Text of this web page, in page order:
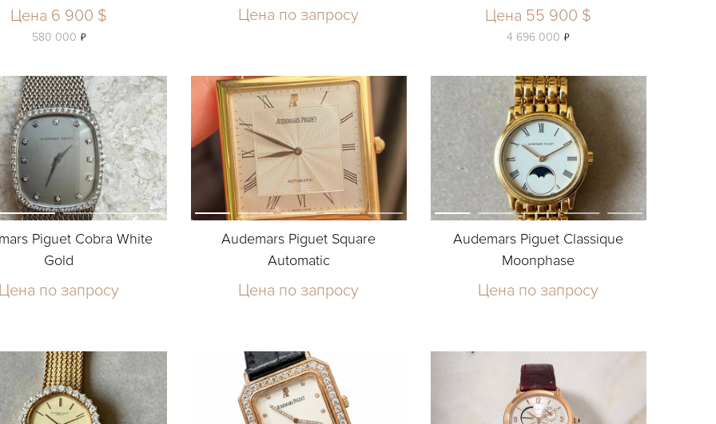
Цена 6 900 $
580 000 ь
Цена по запросу Цена 55 900 $
4 696 000 ь
Piguet Cobra White
Gold
по запросу
Audemars Piguet Square
Automatic
Цена по запросу
Audemars Piguet Classique
Moonphase
Цена по запросу